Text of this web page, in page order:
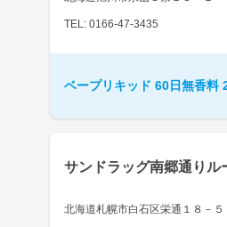
TEL: 0166-47-3435
ベープリキッド 60日無香料
サンドラッグ南郷通りル
北海道札幌市白石区栄通１８－